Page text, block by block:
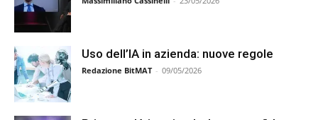
Uso dell’IA in azienda: nuove regole
Redazione BitMAT - 09/05/2026